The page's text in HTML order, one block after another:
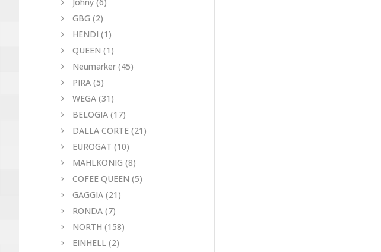
GBG (2)
HENDI (1)
QUEEN (1)
Neumarker (45)
PIRA (5)
WEGA (31)
BELOGIA (17)
DALLA CORTE (21)
EUROGAT (10)
MAHLKONIG (8)
COFEE QUEEN (5)
GAGGIA (21)
RONDA (7)
NORTH (158)
EINHELL (2)